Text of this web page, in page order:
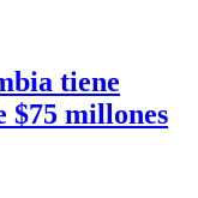
tiene
$75 millones